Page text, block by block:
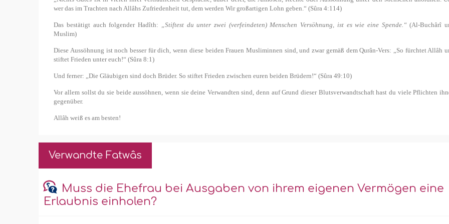
wer das im Trachten nach Allâhs Zufriedenheit tut, dem werden Wir großartigen Lohn geben.“ (Sûra 4:114)
Das bestätigt auch folgender Hadîth: „Stiftest du unter zwei (verfeindeten) Menschen Versöhnung, ist es wie eine Spende.“(Al-Buchârî
Muslim)
Diese Aussöhnung ist noch besser für dich, wenn diese beiden Frauen Musliminnen sind, und zwar gemäß dem Qurân-Vers: „So fürchtet Allâh
stiftet Frieden unter euch!“ (Sûra 8:1)
Und ferner: „Die Gläubigen sind doch Brüder. So stiftet Frieden zwischen euren beiden Brüdern!“ (Sûra 49:10)
Vor allem sollst du sie beide aussöhnen, wenn sie deine Verwandten sind, denn auf Grund dieser Blutsverwandtschaft hast du viele Pflichten
gegenüber.
Allâh weiß es am besten!
Verwandte Fatwâs
Muss die Ehefrau bei Ausgaben von ihrem eigenen Vermögen eine
Erlaubnis einholen?